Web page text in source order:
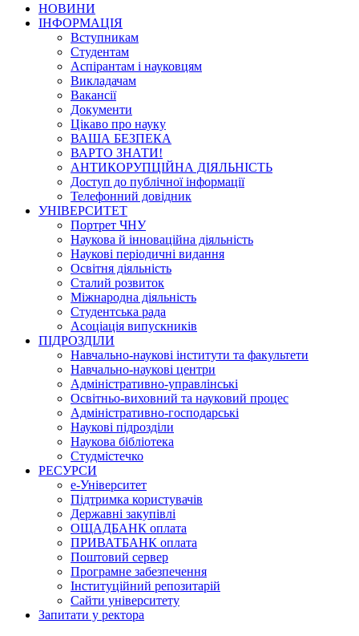
НОВИНИ
ІНФОРМАЦІЯ
Вступникам
Студентам
Аспірантам і науковцям
Викладачам
Вакансії
Документи
Цікаво про науку
ВАША БЕЗПЕКА
ВАРТО ЗНАТИ!
АНТИКОРУПЦІЙНА ДІЯЛЬНІСТЬ
Доступ до публічної інформації
Телефонний довідник
УНІВЕРСИТЕТ
Портрет ЧНУ
Наукова й інноваційна діяльність
Наукові періодичні видання
Освітня діяльність
Сталий розвиток
Міжнародна діяльність
Студентська рада
Асоціація випускників
ПІДРОЗДІЛИ
Навчально-наукові інститути та факультети
Навчально-наукові центри
Адміністративно-управлінські
Освітньо-виховний та науковий процес
Адміністративно-господарські
Наукові підрозділи
Наукова бібліотека
Студмістечко
РЕСУРСИ
е-Університет
Підтримка користувачів
Державні закупівлі
ОЩАДБАНК оплата
ПРИВАТБАНК оплата
Поштовий сервер
Програмне забезпечення
Інституційний репозитарій
Сайти університету
Запитати у ректора